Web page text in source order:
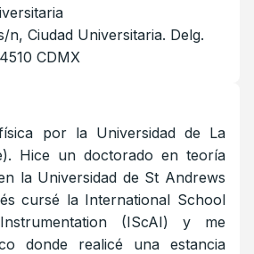
n, Ciudad Universitaria. Delg.
CDMX
por la Universidad de La
Hice un doctorado en teoría
la Universidad de St Andrews
cursé la International School
(IScAI) y me
donde realicé una estancia